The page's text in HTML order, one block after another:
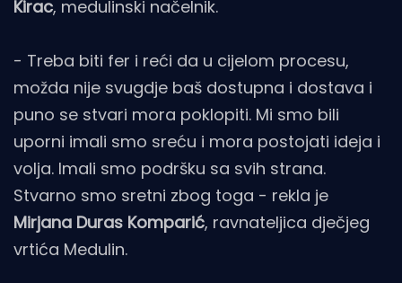
Kirac, medulinski načelnik.
- Treba biti fer i reći da u cijelom procesu,
možda nije svugdje baš dostupna i dostava i
puno se stvari mora poklopiti. Mi smo bili
uporni imali smo sreću i mora postojati ideja i
volja. Imali smo podršku sa svih strana.
Stvarno smo sretni zbog toga - rekla je
Mirjana Duras Komparić, ravnateljica dječjeg
vrtića Medulin.